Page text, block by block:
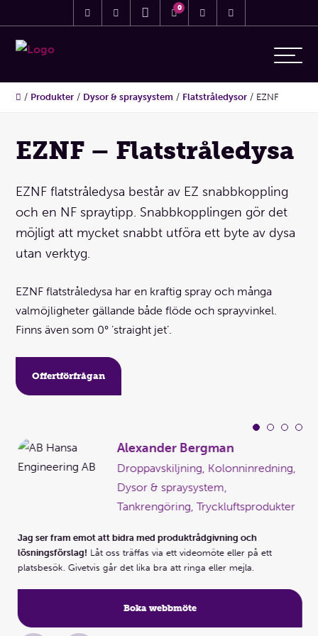
0
/ Produkter / Dysor & spraysystem / Flatstråledysor / EZNF
EZNF – Flatstråledysa
EZNF flatstråledysa består av EZ snabbkoppling
och en NF spraytipp. Snabbkopplingen gör det
möjligt att mycket snabbt utföra ett byte av dysa
utan verktyg.
EZNF flatstråledysa har en kraftig spray och många
valmöjligheter gällande både flöde och sprayvinkel.
Finns även som 0° ’straight jet’.
Offertförfrågan
Alexander Bergman
Droppavskiljning, Kolonninredning,
Dysor & spraysystem,
Tankrengöring, Tryckluftsprodukter
Jag ser fram emot att bidra med produktrådgivning och
lösningsförslag! Låt oss träffas via ett videomöte eller på ett
platsbesök. Givetvis går det lika bra att ringa eller mejla.
Boka webbmöte